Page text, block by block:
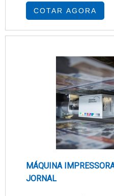
multifuncionais e
marcas. Consulte linhas
continuidade de seus
Forprint e obtenha mais
COTAR AGORA
MÁQUINA
JORNAL